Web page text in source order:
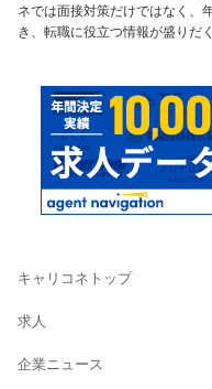
ネでは面接対策だけではなく、
き、転職に役立つ情報が盛りだ
キャリコネトップ
求人
企業ニュース